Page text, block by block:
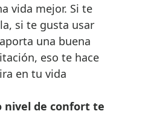
vida mejor. Si te
si te gusta usar
una buena
eso te hace
en tu vida
nivel de confort te